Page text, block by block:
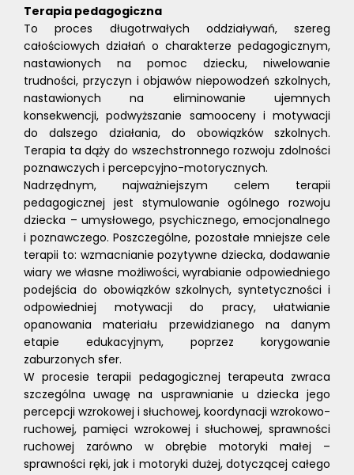
Terapia pedagogiczna
To proces długotrwałych oddziaływań, szereg
całościowych działań o charakterze pedagogicznym,
nastawionych na pomoc dziecku, niwelowanie
trudności, przyczyn i objawów niepowodzeń szkolnych,
nastawionych na eliminowanie ujemnych
konsekwencji, podwyższanie samooceny i motywacji
do dalszego działania, do obowiązków szkolnych.
Terapia ta dąży do wszechstronnego rozwoju zdolności
poznawczych i percepcyjno-motorycznych.
Nadrzędnym, najważniejszym celem terapii
pedagogicznej jest stymulowanie ogólnego rozwoju
dziecka – umysłowego, psychicznego, emocjonalnego
i poznawczego. Poszczególne, pozostałe mniejsze cele
terapii to: wzmacnianie pozytywne dziecka, dodawanie
wiary we własne możliwości, wyrabianie odpowiedniego
podejścia do obowiązków szkolnych, syntetyczności i
odpowiedniej motywacji do pracy, ułatwianie
opanowania materiału przewidzianego na danym
etapie edukacyjnym, poprzez korygowanie
zaburzonych sfer.
W procesie terapii pedagogicznej terapeuta zwraca
szczególna uwagę na usprawnianie u dziecka jego
percepcji wzrokowej i słuchowej, koordynacji wzrokowo-
ruchowej, pamięci wzrokowej i słuchowej, sprawności
ruchowej zarówno w obrębie motoryki małej –
sprawności ręki, jak i motoryki dużej, dotyczącej całego